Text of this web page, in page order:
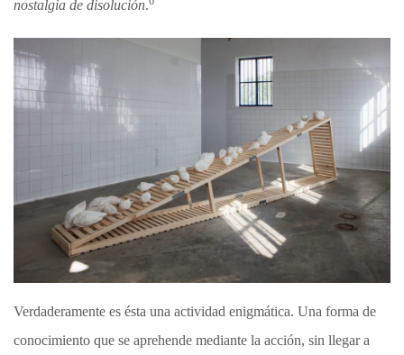
nostalgia de disolución.
Verdaderamente es ésta una actividad enigmática. Una forma de
conocimiento que se aprehende mediante la acción, sin llegar a